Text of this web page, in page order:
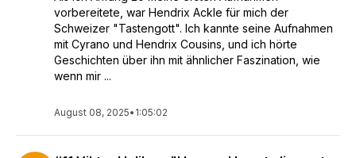
vorbereitete, war Hendrix Ackle für mich der
Schweizer "Tastengott". Ich kannte seine Aufnahmen
mit Cyrano und Hendrix Cousins, und ich hörte
Geschichten über ihn mit ähnlicher Faszination, wie
wenn mir ...
August 08, 2025• 1:05:02